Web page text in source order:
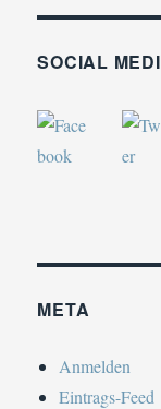
SOCIAL
META
Anmelden
Eintrags-Feed